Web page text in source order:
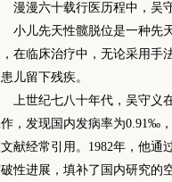
漫六十载行医历程中，吴守
儿先天性髋脱位是一种先天
在临床治疗中，无论采用手
儿留下残疾。
世纪七八十年代，吴守义在
，发现国内发病率为0.91‰
献经常引用。1982年，他通
性进展，填补了国内研究的空